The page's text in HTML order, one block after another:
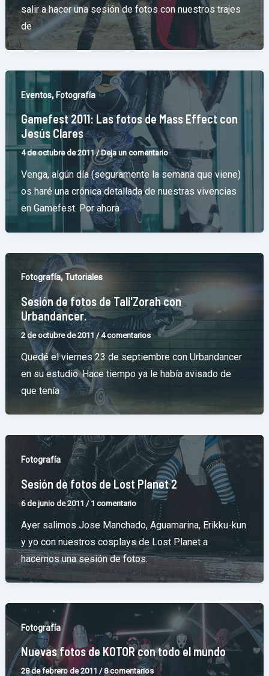
salir a hacer una sesión de fotos con nuestros trajes
de
Eventos, Fotografía
Gamefest 2011: Las fotos de Mass Effect con
Jesús Clares
4 de octubre de 2011/Deja un comentario
Venga, algún día (seguramente la semana que viene)
os haré una crónica detallada de nuestras vivencias
en Gamefest. Por ahora
Fotografía,Tutoriales
Sesión de fotos de Tali'Zorah con
Urbandancer.
2 de octubre de 2011 /4 comentarios
Quedé el viernes 23 de septiembre con Urbandancer
en su estudio. Hace tiempo ya le había avisado de
que tenía
Fotografía
Sesión de fotos de Lost Planet 2
6 de junio de 2011 /1 comentario
Ayer salimos Jose Manchado, Aguamarina, Erikku-kun
y yo con nuestros cosplays de Lost Planet a
hacernos una sesión de fotos.
Fotografía
Nuevas fotos de KOTOR con todo el mundo
28 de febrero de 2011 /8 comentarios